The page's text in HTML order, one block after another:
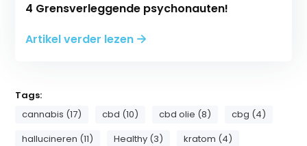
4 Grensverleggende psychonauten!
Artikel verder lezen
Tags:
cannabis (17)
cbd (10) cbd olie (8)
cbg (4)
hallucineren (11)
Healthy (3)
kratom (4)